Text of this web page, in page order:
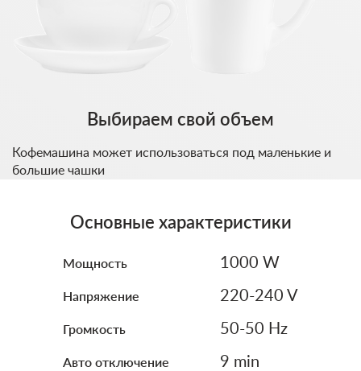
Выбираем свой объем
Кофемашина может использоваться под маленькие и
большие чашки
Основные характеристики
Мощность 1000 W
Напряжение 220-240 V
Громкость 50-50 Hz
Авто отключение 9 min